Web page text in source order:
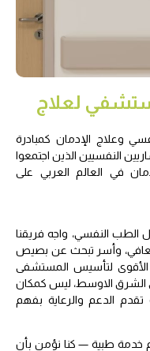
لعلاج
وعلاج الإدمان كمبادرة
النفسيين الذين اجتمعوا
في العالم العربي على
الطب النفسي، واجه فريقنا
وأسر تبحث عن بصيص
الأقوى لتأسيس المستشفى
الشرق الاوسط، ليس كمكان
الدعم والرعاية بفهم
خدمة طبية — كنا نؤمن بأن